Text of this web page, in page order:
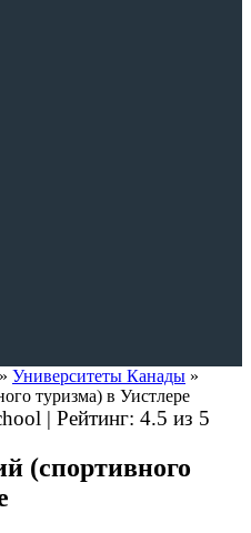
» Университеты Канады »
туризма) в Уистлере
| Рейтинг: 4.5 из 5
(спортивного